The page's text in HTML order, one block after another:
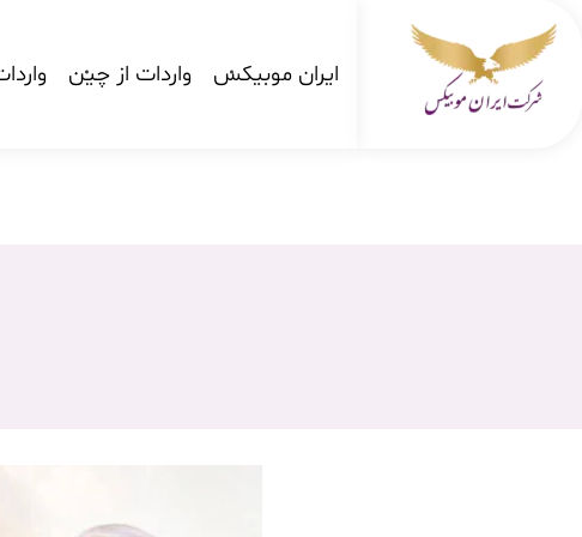
ایران موبیکس واردات از چین